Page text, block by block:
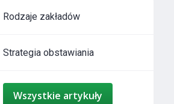
Rodzaje zakładów
Strategia obstawiania
Wszystkie artykuły